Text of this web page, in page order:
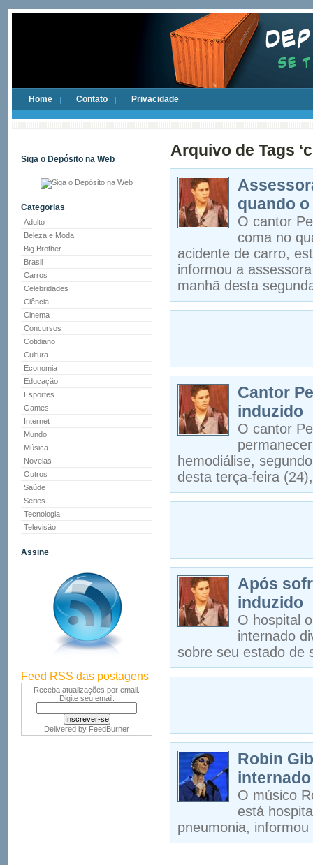
Home Contato Privacidade
Siga o Depósito na Web
Categorias
Adulto
Beleza e Moda
Big Brother
Brasil
Carros
Celebridades
Ciência
Cinema
Concursos
Cotidiano
Cultura
Economia
Educação
Esportes
Games
Internet
Mundo
Música
Novelas
Outros
Saúde
Series
Tecnologia
Televisão
Assine
Feed RSS das postagens
Receba atualizações por email.
Digite seu email:
Delivered by FeedBurner
Arquivo de Tags
quando
O cantor
coma no
acidente de carro,
informou a
manhã desta
Cantor
induzido
O cantor
hemodiálise,
desta terça-feira
Após
induzido
O hospital
internado
sobre seu estado de
Robin
O músico
está
pneumonia,